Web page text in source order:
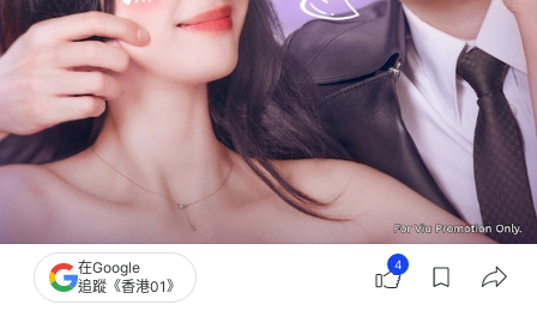
陸劇《愛情有煙火》熱播中。（資料由Viu提供）
在Google
追蹤《香港01》
4